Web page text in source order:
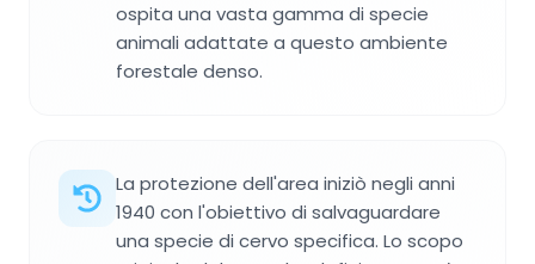
ospita una vasta gamma di specie
animali adattate a questo ambiente
forestale denso.
La protezione dell'area iniziò negli anni
1940 con l'obiettivo di salvaguardare
una specie di cervo specifica. Lo scopo